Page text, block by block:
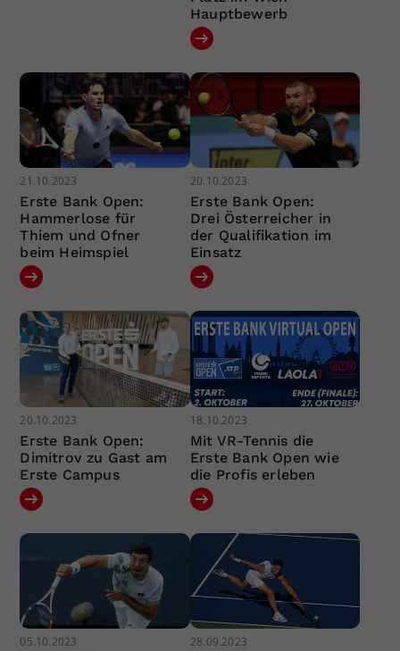
Hauptbewerb
21.10.2023
Erste Bank Open:
Hammerlose für
Thiem und Ofner
beim Heimspiel
20.10.2023
Erste Bank Open:
Drei Österreicher in
der Qualifikation im
Einsatz
20.10.2023
Erste Bank Open:
Dimitrov zu Gast am
Erste Campus
18.10.2023
Mit VR-Tennis die
Erste Bank Open wie
die Profis erleben
05.10.2023 28.09.2023